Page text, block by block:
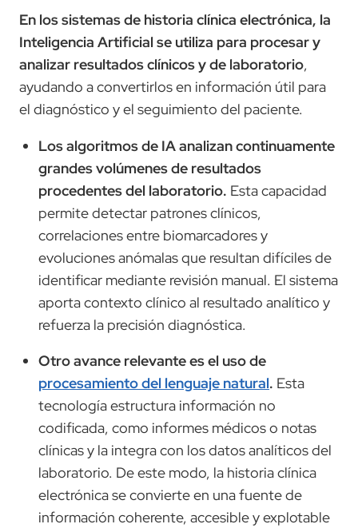
En los sistemas de historia clínica electrónica, la
Inteligencia Artificial se utiliza para procesar y
analizar resultados clínicos y de laboratorio,
ayudando a convertirlos en información útil para
el diagnóstico y el seguimiento del paciente.
Los algoritmos de IA analizan continuamente
grandes volúmenes de resultados
procedentes del laboratorio. Esta capacidad
permite detectar patrones clínicos,
correlaciones entre biomarcadores y
evoluciones anómalas que resultan difíciles de
identificar mediante revisión manual. El sistema
aporta contexto clínico al resultado analítico y
refuerza la precisión diagnóstica.
Otro avance relevante es el uso de
procesamiento del lenguaje natural. Esta
tecnología estructura información no
codificada, como informes médicos o notas
clínicas y la integra con los datos analíticos del
laboratorio. De este modo, la historia clínica
electrónica se convierte en una fuente de
información coherente, accesible y explotable